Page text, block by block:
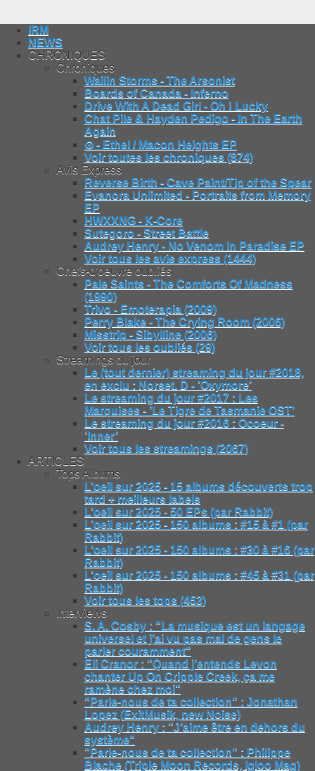
IRM
NEWS
CHRONIQUES
Chroniques
Wailin Storms - The Arsonist
Boards of Canada - Inferno
Drive With A Dead Girl - Oh ! Lucky
Chat Pile & Hayden Pedigo - In The Earth
Again
⊙ - Ethel / Macon Heights EP
Voir toutes les chroniques (874)
Avis Express
Reverse Birth - Cave Paint/Tip of the Spear
Evanora Unlimited - Portraits from Memory
EP
HWXXNG - K-Core
Sutegoro - Street Battle
Audrey Henry - No Venom In Paradise EP
Voir tous les avis express (1444)
Chefs-d'oeuvre oubliés
Pale Saints - The Comforts Of Madness
(1990)
Trivo - Emoterapia (2009)
Perry Blake - The Crying Room (2006)
Misstrip - Sibylline (2006)
Voir tous les oubliés (29)
Streamings du jour
Le (tout dernier) streaming du jour #2018,
en exclu : Norset. D - ’Oxymore’
Le streaming du jour #2017 : Les
Marquises - ’Le Tigre de Tasmanie OST’
Le streaming du jour #2016 : Ocoeur -
’Inner’
Voir tous les streamings (2067)
ARTICLES
Tops Albums
L’oeil sur 2025 - 15 albums découverts trop
tard + meilleurs labels
L’oeil sur 2025 - 50 EPs (par Rabbit)
L’oeil sur 2025 - 150 albums : #15 à #1 (par
Rabbit)
L’oeil sur 2025 - 150 albums : #30 à #16 (par
Rabbit)
L’oeil sur 2025 - 150 albums : #45 à #31 (par
Rabbit)
Voir tous les tops (453)
Interviews
S. A. Cosby : "La musique est un langage
universel et j’ai vu pas mal de gens le
parler couramment"
Eli Cranor : "Quand j’entends Levon
chanter Up On Cripple Creek, ça me
ramène chez moi"
"Parle-nous de ta collection" : Jonathan
Lopez (ExitMusik, new Noise)
Audrey Henry : "J’aime être en dehors du
système"
"Parle-nous de ta collection" : Philippe
Blache (Triple Moon Records, Igloo Mag)